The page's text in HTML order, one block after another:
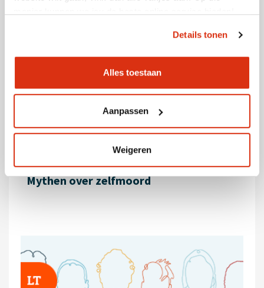
Details tonen
Alles toestaan
Aanpassen
Weigeren
1,5 uur
Mythen over zelfmoord